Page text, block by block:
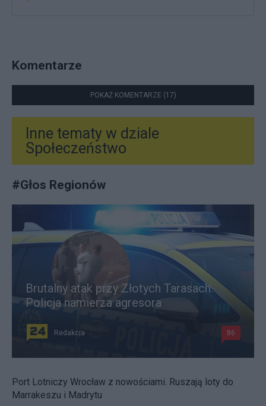
Komentarze
POKAŻ KOMENTARZE (17)
Inne tematy w dziale
Społeczeństwo
#Głos Regionów
Brutalny atak przy Złotych Tarasach.
Policja namierza agresora
Redakcja 86
Port Lotniczy Wrocław z nowościami. Ruszają loty do
Marrakeszu i Madrytu